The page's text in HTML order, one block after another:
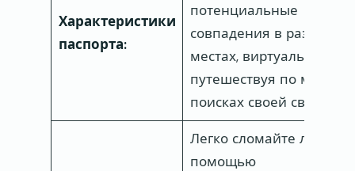
Характеристики
паспорта:
потенциальные
совпадения в разных
местах, виртуально
путешествуя по миру в
поисках своей связи.
Легко сломайте лед с
помощью